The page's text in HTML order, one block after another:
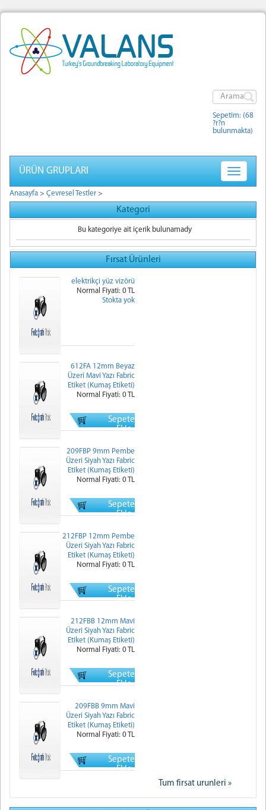
Sepetim: (68
?r?n
bulunmakta)
Toggle
navigation
ÜRÜN GRUPLARI
Anasayfa > Çevresel Testler >
Kategori
Bu kategoriye ait içerik bulunamady
Fırsat Ürünleri
elektrikçi yüz vizörü
Normal Fiyati: 0 TL
Stokta yok
612FA 12mm Beyaz
Üzeri Mavi Yazı Fabric
Etiket (Kumaş Etiketi)
Normal Fiyati: 0 TL
Sepete
Ekle
209FBP 9mm Pembe
Üzeri Siyah Yazı Fabric
Etiket (Kumaş Etiketi)
Normal Fiyati: 0 TL
Sepete
Ekle
212FBP 12mm Pembe
Üzeri Siyah Yazı Fabric
Etiket (Kumaş Etiketi)
Normal Fiyati: 0 TL
Sepete
Ekle
212FBB 12mm Mavi
Üzeri Siyah Yazı Fabric
Etiket (Kumaş Etiketi)
Normal Fiyati: 0 TL
Sepete
Ekle
209FBB 9mm Mavi
Üzeri Siyah Yazı Fabric
Etiket (Kumaş Etiketi)
Normal Fiyati: 0 TL
Sepete
Ekle
Tum firsat urunleri »